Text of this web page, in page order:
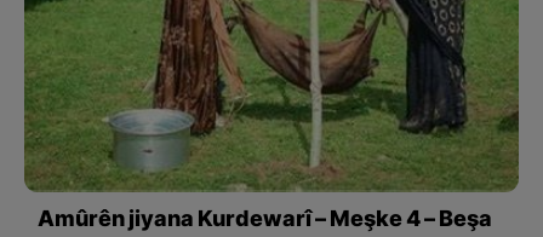
Amûrên jiyana Kurdewarî – Meşke 4 – Beşa